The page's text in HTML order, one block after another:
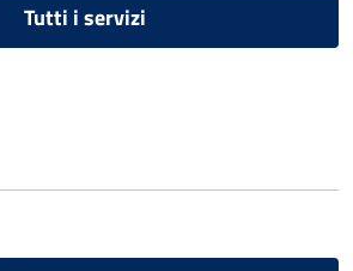
Tutti i servizi